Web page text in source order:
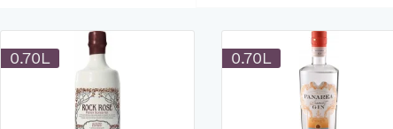
0.70L 0.70L